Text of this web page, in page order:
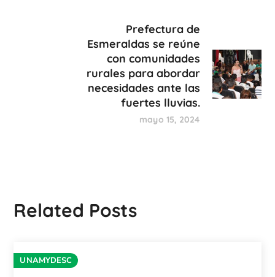
Prefectura de
Esmeraldas se reúne
con comunidades
rurales para abordar
necesidades ante las
fuertes lluvias.
mayo 15, 2024
Related Posts
UNAMYDESC